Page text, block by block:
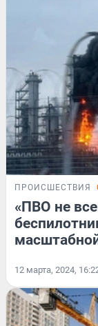
ПРОИСШЕСТВИЯ
«ПВО не
12 марта, 2024,